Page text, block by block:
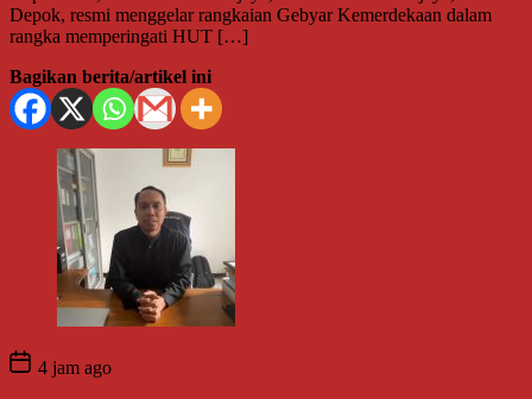
Depok, resmi menggelar rangkaian Gebyar Kemerdekaan dalam
rangka memperingati HUT […]
Bagikan berita/artikel ini
4 jam ago